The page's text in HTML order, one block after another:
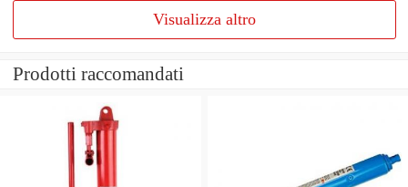
Visualizza altro
Prodotti raccomandati